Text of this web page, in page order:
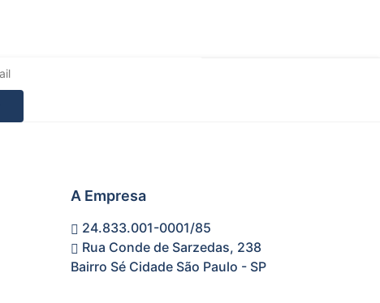
A Empresa
24.833.001-0001/85
Rua Conde de Sarzedas, 238
Bairro Sé Cidade São Paulo - SP